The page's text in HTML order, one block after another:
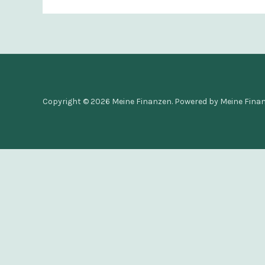
Copyright © 2026 Meine Finanzen. Powered by Meine